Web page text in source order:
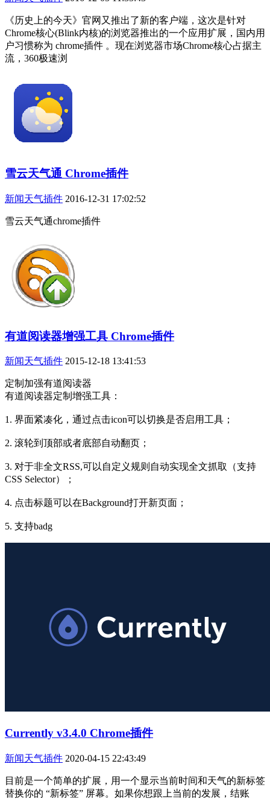
《历史上的今天》官网又推出了新的客户端，这次是针对
Chrome核心(Blink内核)的浏览器推出的一个应用扩展，国内用
户习惯称为 chrome插件 。现在浏览器市场Chrome核心占据主
流，360极速浏
雪云天气通 Chrome插件
新闻天气插件 2016-12-31 17:02:52
雪云天气通chrome插件
有道阅读器增强工具 Chrome插件
新闻天气插件 2015-12-18 13:41:53
定制加强有道阅读器
有道阅读器定制增强工具：
1. 界面紧凑化，通过点击icon可以切换是否启用工具；
2. 滚轮到顶部或者底部自动翻页；
3. 对于非全文RSS,可以自定义规则自动实现全文抓取（支持
CSS Selector）；
4. 点击标题可以在Background打开新页面；
5. 支持badg
Currently v3.4.0 Chrome插件
新闻天气插件 2020-04-15 22:43:49
目前是一个简单的扩展，用一个显示当前时间和天气的新标签
替换你的 “新标签” 屏幕。如果你想跟上当前的发展，结账